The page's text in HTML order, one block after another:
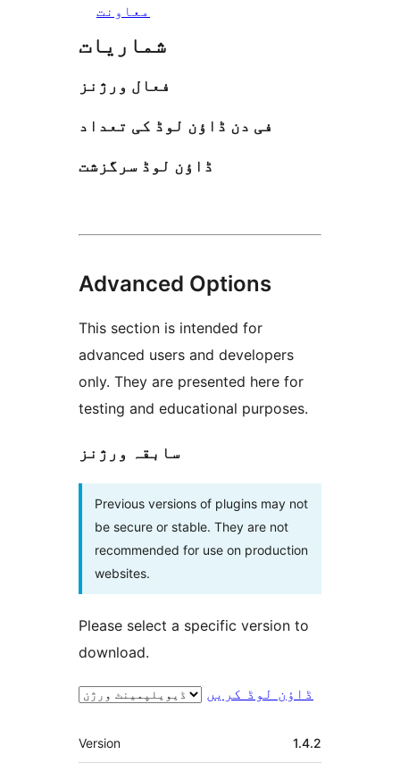
معاونت
شماریات
فعال ورژنز
فی دن ڈاؤن لوڈ کی تعداد
ڈاؤن لوڈ سرگزشت
Advanced Options
This section is intended for
advanced users and developers
only. They are presented here for
testing and educational purposes.
سابقہ ورژنز
Previous versions of plugins may not
be secure or stable. They are not
recommended for use on production
websites.
Please select a specific version to
download.
ڈاؤن لوڈ کریں
میٹا
Version 1.4.2